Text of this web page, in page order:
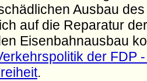
Ausbau
auf die Reparatur
Eisenbahnausbau
der FDP
.